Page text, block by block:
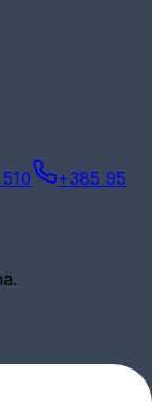
+385 95